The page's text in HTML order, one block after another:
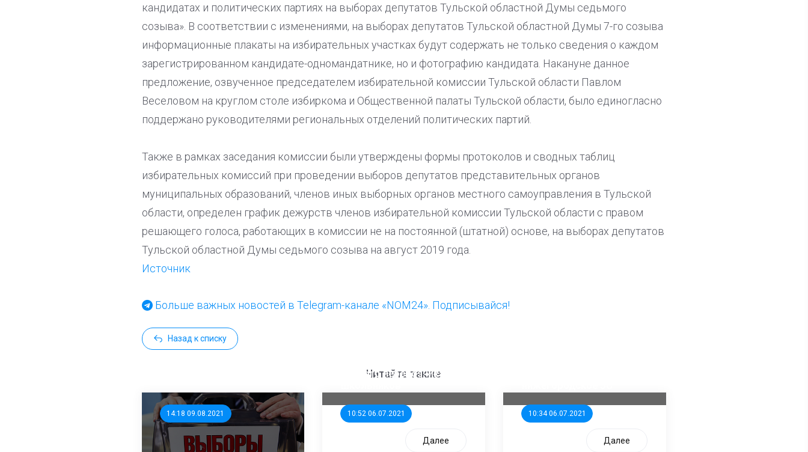
кандидатах и политических партиях на выборах депутатов Тульской областной Думы седьмого
созыва». В соответствии с изменениями, на выборах депутатов Тульской областной Думы 7-го созыва
информационные плакаты на избирательных участках будут содержать не только сведения о каждом
зарегистрированном кандидате-одномандатнике, но и фотографию кандидата. Накануне данное
предложение, озвученное председателем избирательной комиссии Тульской области Павлом
Веселовом на круглом столе избиркома и Общественной палаты Тульской области, было единогласно
поддержано руководителями региональных отделений политических партий.
Также в рамках заседания комиссии были утверждены формы протоколов и сводных таблиц
избирательных комиссий при проведении выборов депутатов представительных органов
муниципальных образований, членов иных выборных органов местного самоуправления в Тульской
области, определен график дежурств членов избирательной комиссии Тульской области с правом
решающего голоса, работающих в комиссии не на постоянной (штатной) основе, на выборах депутатов
Тульской областной Думы седьмого созыва на август 2019 года.
Источник
Больше важных новостей в Telegram-канале «NOM24». Подписывайся!
Назад к списку
Читайте также
14:18 09.08.2021 10:52 06.07.2021
единого перевозчика для
Далее
10:34 06.07.2021
Далее